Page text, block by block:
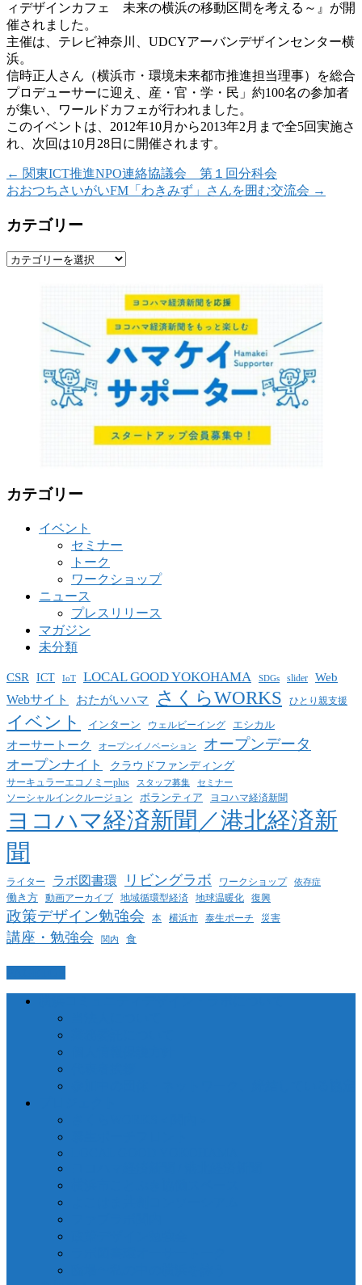
ィデザインカフェ 未来の横浜の移動区間を考える～』が開
催されました。
主催は、テレビ神奈川、UDCYアーバンデザインセンター横
浜。
信時正人さん（横浜市・環境未来都市推進担当理事）を総合
プロデューサーに迎え、産・官・学・民」約100名の参加者
が集い、ワールドカフェが行われました。
このイベントは、2012年10月から2013年2月まで全5回実施さ
れ、次回は10月28日に開催されます。
← 関東ICT推進NPO連絡協議会 第１回分科会
おおつちさいがいFM「わきみず」さんを囲む交流会 →
カテゴリー
カ
カテゴリー
イベント
セミナー
トーク
ワークショップ
ニュース
プレスリリース
マガジン
未分類
CSR ICT IoT LOCAL GOOD YOKOHAMA SDGs slider Web
Webサイト おたがいハマ さくらWORKS ひとり親支援
イベント インターン ウェルビーイング エシカル
オーサートーク オープンイノベーション オープンデータ
オープンナイト クラウドファンディング
サーキュラーエコノミーplus スタッフ募集 セミナー
ソーシャルインクルージョン ボランティア ヨコハマ経済新聞
ヨコハマ経済新聞／港北経済新
聞
ライター ラボ図書環 リビングラボ ワークショップ 依存症
働き方 動画アーカイブ 地域循環型経済 地球温暖化 復興
政策デザイン勉強会 本 横浜市 泰生ポーチ 災害
講座・勉強会 関内 食